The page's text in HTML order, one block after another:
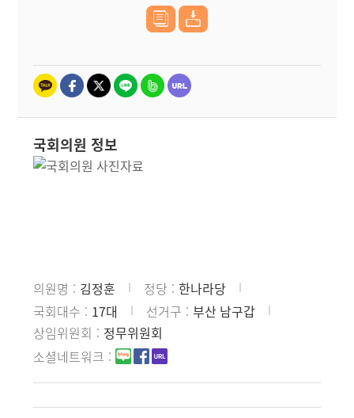
국회의원 정보
의원명 김정훈 정당
한나라당
국회대수
17대 선거구
부산 남구갑
상임위원회
정무위원회
소셜네트워크